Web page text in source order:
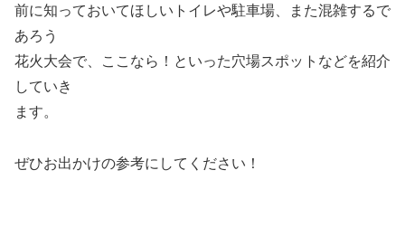
前に知っておいてほしいトイレや駐車場、また混雑するで
あろう
花火大会で、ここなら！といった穴場スポットなどを紹介
していき
ます。
ぜひお出かけの参考にしてください！